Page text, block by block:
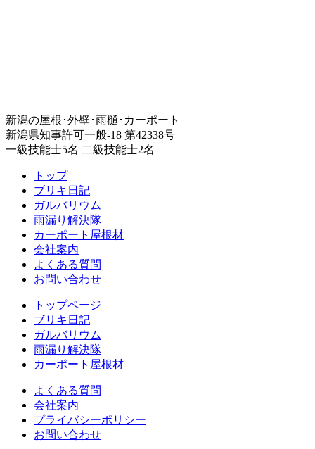
新潟の屋根･外壁･雨樋･カーポート
新潟県知事許可一般-18 第42338号
一級技能士5名 二級技能士2名
トップ
ブリキ日記
ガルバリウム
雨漏り解決隊
カーポート屋根材
会社案内
よくある質問
お問い合わせ
トップページ
ブリキ日記
ガルバリウム
雨漏り解決隊
カーポート屋根材
よくある質問
会社案内
プライバシーポリシー
お問い合わせ